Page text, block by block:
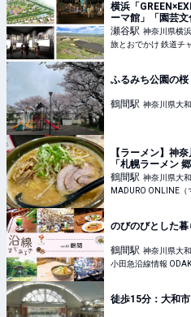
横浜「
ーマ館」「園芸
吾×杉山央が描く
ル
瀬谷駅 神奈川県横
旅とおでかけ 鉄道チ
ふるみち公園の桜
鶴間駅 神奈川県大
【ラーメン】神
「札幌ラーメン
鶴間駅 神奈川県大
MADURO ONLINE（
のびのびとした
鶴間駅 神奈川県大
小田急沿線情報
徒歩15分：大和